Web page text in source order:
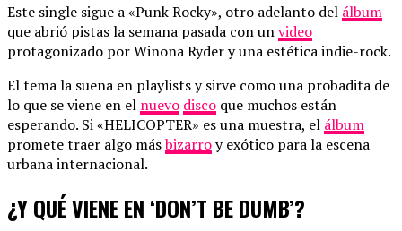
Este single sigue a «Punk Rocky», otro adelanto del álbum
que abrió pistas la semana pasada con unvideo
protagonizado por Winona Ryder y una estética indie-rock.
El tema la suena en playlists y sirve como una probadita de
lo que se viene en el nuevo disco que muchos están
esperando. Si «HELICOPTER» es una muestra, el álbum
promete traer algo másbizarroy exótico para la escena
urbana internacional.
¿Y QUÉ VIENE EN ‘DON’T BE DUMB’?